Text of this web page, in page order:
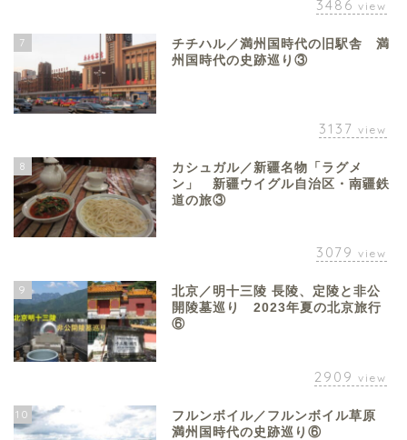
3486 view
7
チチハル／満州国時代の旧駅舎 満
州国時代の史跡巡り③
3137 view
8
カシュガル／新疆名物「ラグメ
ン」 新疆ウイグル自治区・南疆鉄
道の旅③
3079 view
9
北京／明十三陵 長陵、定陵と非公
開陵墓巡り 2023年夏の北京旅行
⑥
2909 view
10
フルンボイル／フルンボイル草原
満州国時代の史跡巡り⑥